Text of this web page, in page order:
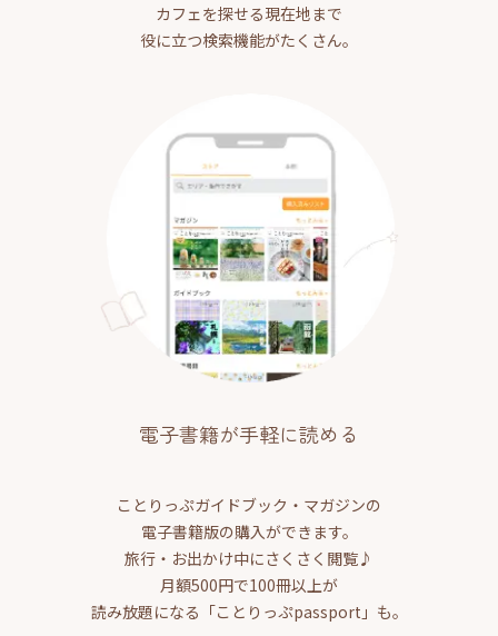
カフェを探せる現在地まで
役に立つ検索機能がたくさん。
電子書籍が手軽に読める
ことりっぷガイドブック・マガジンの
電子書籍版の購入ができます。
旅行・お出かけ中にさくさく閲覧♪
月額500円で100冊以上が
読み放題になる「ことりっぷpassport」も。